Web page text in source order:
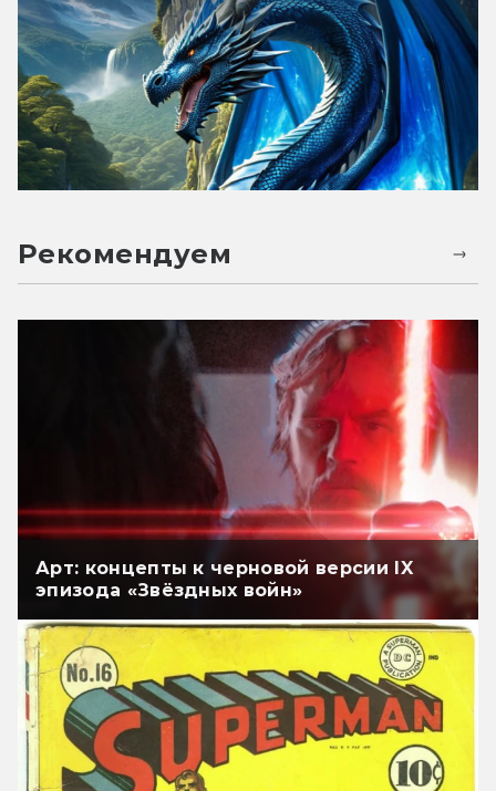
Рекомендуем
Арт: концепты к черновой версии IX
эпизода «Звёздных войн»